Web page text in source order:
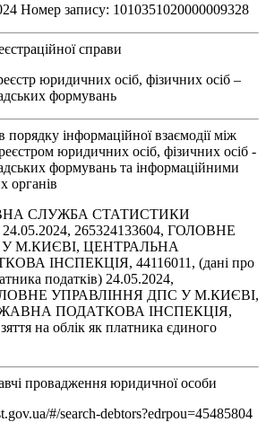
Номер запису: 1010351020000009328
справи
юридичних осіб, фізичних осіб –
формувань
порядку інформаційної взаємодії між
юридичних осіб, фізичних осіб -
формувань та інформаційними
органів
СЛУЖБА СТАТИСТИКИ
265324133604, ГОЛОВНЕ
М.КИЄВІ, ЦЕНТРАЛЬНА
ІНСПЕКЦІЯ, 44116011, (дані про
податків) 24.05.2024,
УПРАВЛІННЯ ДПС У М.КИЄВІ,
ПОДАТКОВА ІНСПЕКЦІЯ,
на облік як платника єдиного
провадження юридичної особи
#/search-debtors?edrpou=45485804